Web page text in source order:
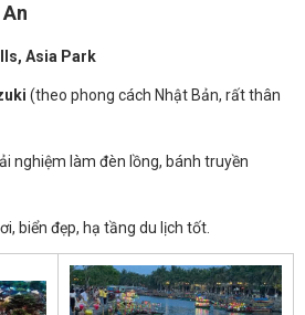
Asia Park
(theo phong cách Nhật Bản, rất thân
nghiệm làm đèn lồng, bánh truyền
biển đẹp, hạ tầng du lịch tốt.